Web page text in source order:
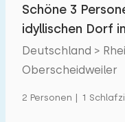
Ladestation Auto
Budget
Schöne 3
idyllischen Dorf
Deutschland >
Oberscheidweiler
2 Personen | 1